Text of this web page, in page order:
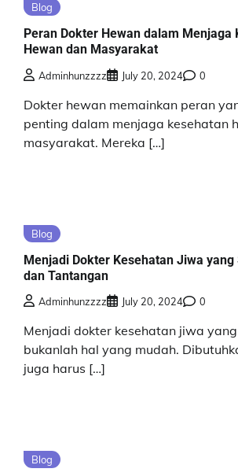
Blog
Peran Dokter Hewan dalam Menjaga
Hewan dan Masyarakat
Adminhunzzzz July 20, 2024 0
Dokter hewan memainkan peran
penting dalam menjaga kesehatan
masyarakat. Mereka […]
Blog
Menjadi Dokter Kesehatan Jiwa yang
dan Tantangan
Adminhunzzzz July 20, 2024 0
Menjadi dokter kesehatan jiwa yang
bukanlah hal yang mudah.
juga harus […]
Blog